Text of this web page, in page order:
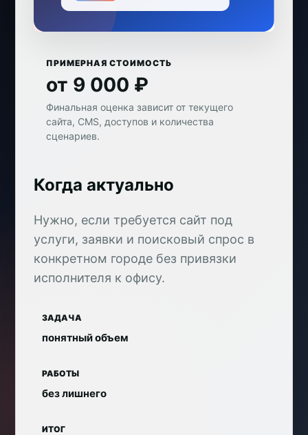
ПРИМЕРНАЯ СТОИМОСТЬ
от 9 000 ₽
Финальная оценка зависит от текущего
сайта, CMS, доступов и количества
сценариев.
Когда актуально
Нужно, если требуется сайт под
услуги, заявки и поисковый спрос в
конкретном городе без привязки
исполнителя к офису.
ЗАДАЧА
понятный объем
РАБОТЫ
без лишнего
ИТОГ